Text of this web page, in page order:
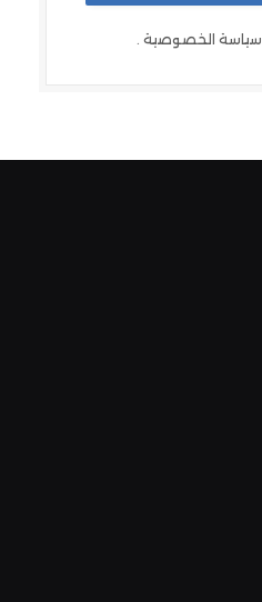
سياسة الخصوصية .